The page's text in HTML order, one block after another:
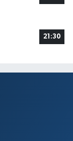
21:30